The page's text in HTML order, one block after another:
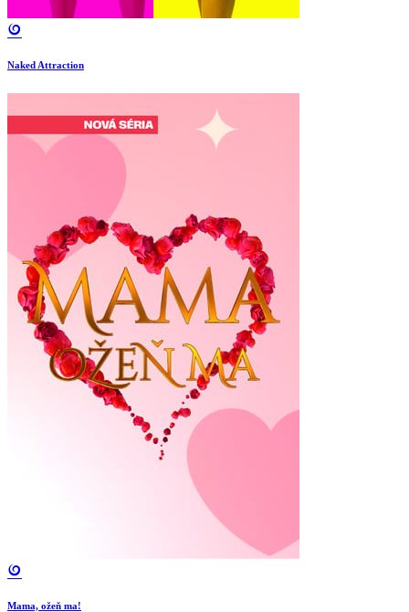
Naked Attraction
Mama, ožeň ma!